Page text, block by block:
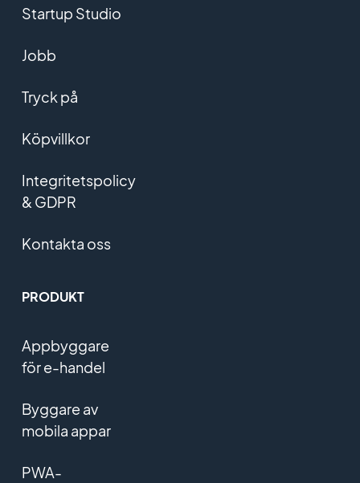
Startup Studio
Jobb
Tryck på
Köpvillkor
Integritetspolicy
& GDPR
Kontakta oss
PRODUKT
Appbyggare
för e-handel
Byggare av
mobila appar
PWA-